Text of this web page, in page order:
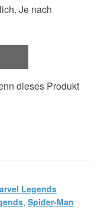
Je nach
dieses Produkt
Legends
, Spider-Man